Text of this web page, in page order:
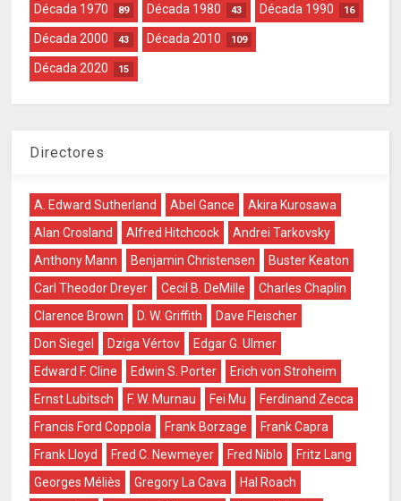
Década 1970 89 Década 1980 43 Década 1990 16
Década 2000 43 Década 2010 109
Década 2020 15
Directores
A. Edward Sutherland Abel Gance
Akira Kurosawa
Alan Crosland
Alfred Hitchcock
Andrei Tarkovsky
Anthony Mann
Benjamin Christensen
Buster Keaton
Carl Theodor Dreyer
Cecil B. DeMille
Charles Chaplin
Clarence Brown
D. W. Griffith
Dave Fleischer
Don Siegel
Dziga Vértov
Edgar G. Ulmer
Edward F. Cline
Edwin S. Porter
Erich von Stroheim
Ernst Lubitsch
F. W. Murnau Fei Mu
Ferdinand Zecca
Francis Ford Coppola
Frank Borzage
Frank Capra
Frank Lloyd
Fred C. Newmeyer Fred Niblo
Fritz Lang
Georges Méliès
Gregory La Cava
Hal Roach